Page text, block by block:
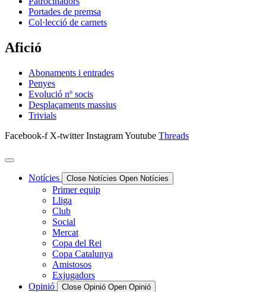
Portades de premsa
Col·lecció de carnets
Afició
Abonaments i entrades
Penyes
Evolució nº socis
Desplaçaments massius
Trivials
Facebook-f X-twitter InstagramYoutube Threads
Notícies Close Notícies Open Notícies
Primer equip
Lliga
Club
Social
Mercat
Copa del Rei
Copa Catalunya
Amistosos
Exjugadors
Opinió
Close Opinió Open Opinió